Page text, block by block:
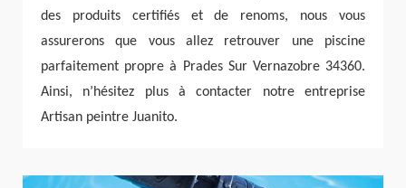
des produits certifiés et de renoms, nous vous
assurerons que vous allez retrouver une piscine
parfaitement propre à Prades Sur Vernazobre 34360.
Ainsi, n’hésitez plus à contacter notre entreprise
Artisan peintre Juanito.